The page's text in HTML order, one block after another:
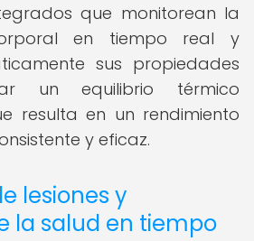
que monitorean la
en tiempo real y
sus propiedades
un equilibrio térmico
resulta en un rendimiento
y eficaz.
lesiones y
la salud en tiempo